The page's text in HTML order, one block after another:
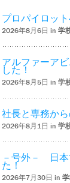
プロパイロッ
2026年8月6日 in 学
アルファーア
した！
2026年8月5日 in 学
社長と専務か
2026年8月1日 in 学
－号外－ 日本
た！
2026年7月30日 in